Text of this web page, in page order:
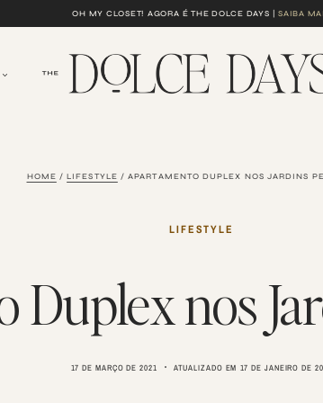
OH MY CLOSET! AGORA É THE DOLCE DAYS |SAIBA
HOME / LIFESTYLE / APARTAMENTO DUPLEX NOS JARDINS
LIFESTYLE
Duplex nos
17 DE MARÇO DE 2021 ATUALIZADO EM 17 DE JANEIRO DE